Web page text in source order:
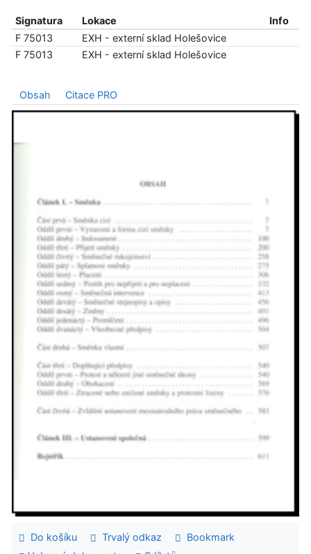
Signatura Lokace
Info
F 75013
EXH - externí sklad Holešovice
F 75013
EXH - externí sklad Holešovice
Obsah Citace PRO
Do košíku Trvalý odkaz
Bookmark